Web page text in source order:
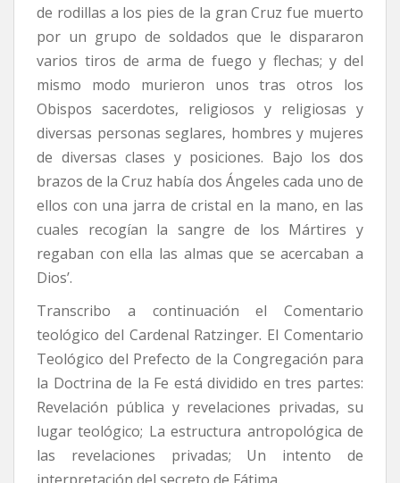
de rodillas a los pies de la gran Cruz fue muerto
por un grupo de soldados que le dispararon
varios tiros de arma de fuego y flechas; y del
mismo modo murieron unos tras otros los
Obispos sacerdotes, religiosos y religiosas y
diversas personas seglares, hombres y mujeres
de diversas clases y posiciones. Bajo los dos
brazos de la Cruz había dos Ángeles cada uno de
ellos con una jarra de cristal en la mano, en las
cuales recogían la sangre de los Mártires y
regaban con ella las almas que se acercaban a
Dios’.
Transcribo a continuación el Comentario
teológico del Cardenal Ratzinger. El Comentario
Teológico del Prefecto de la Congregación para
la Doctrina de la Fe está dividido en tres partes:
Revelación pública y revelaciones privadas, su
lugar teológico; La estructura antropológica de
las revelaciones privadas; Un intento de